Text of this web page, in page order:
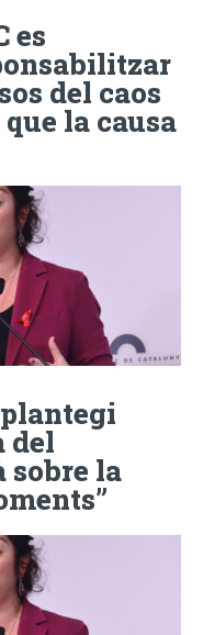
es
del caos
la causa
plantegi
del
sobre la